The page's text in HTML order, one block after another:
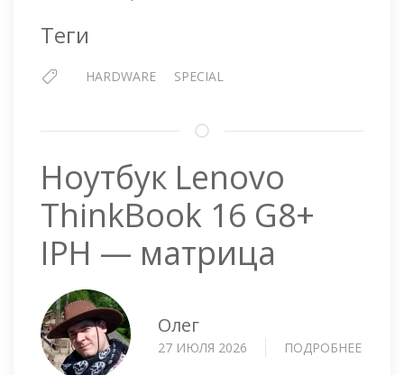
Теги
HARDWARE SPECIAL
Ноутбук Lenovo
ThinkBook 16 G8+
IPH — матрица
Олег
27 ИЮЛЯ 2026 ПОДРОБНЕЕ